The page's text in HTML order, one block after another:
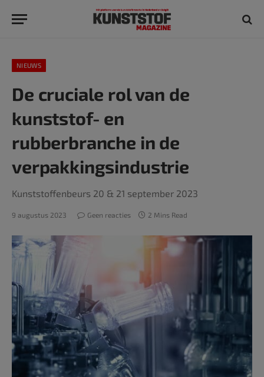
NIEUWS
De cruciale rol van de
kunststof- en
rubberbranche in de
verpakkingsindustrie
Kunststoffenbeurs 20 & 21 september 2023
9 augustus 2023 Geen reacties 2 Mins Read